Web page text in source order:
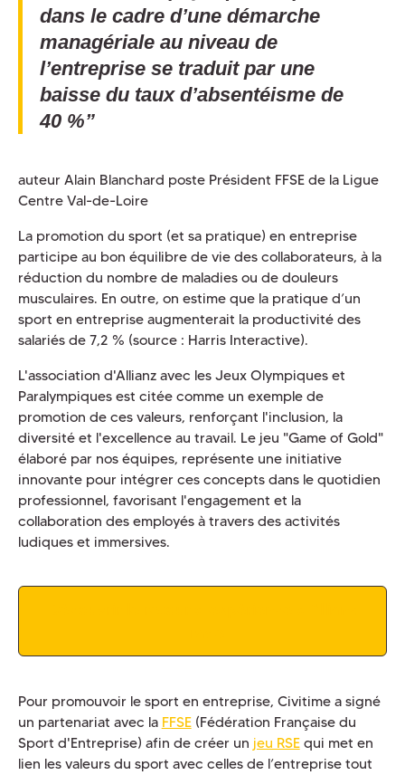
dans le cadre d’une démarche
managériale au niveau de
l’entreprise se traduit par une
baisse du taux d’absentéisme de
40 %”
auteur Alain Blanchard poste Président FFSE de la Ligue
Centre Val-de-Loire
La promotion du sport (et sa pratique) en entreprise
participe au bon équilibre de vie des collaborateurs, à la
réduction du nombre de maladies ou de douleurs
musculaires. En outre, on estime que la pratique d’un
sport en entreprise augmenterait la productivité des
salariés de 7,2 % (source : Harris Interactive).
L'association d'Allianz avec les Jeux Olympiques et
Paralympiques est citée comme un exemple de
promotion de ces valeurs, renforçant l'inclusion, la
diversité et l'excellence au travail. Le jeu "Game of Gold"
élaboré par nos équipes, représente une initiative
innovante pour intégrer ces concepts dans le quotidien
professionnel, favorisant l'engagement et la
collaboration des employés à travers des activités
ludiques et immersives.
Pour promouvoir le sport en entreprise, Civitime a signé
un partenariat avec la FFSE(Fédération Française du
Sport d'Entreprise) afin de créer un jeu RSEqui met en
lien les valeurs du sport avec celles de l’entreprise tout